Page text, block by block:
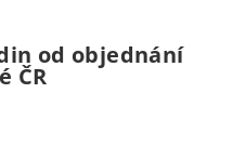
od objednání
ČR